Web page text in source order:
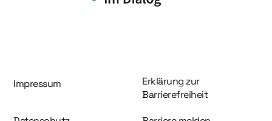
Information und Service
Impressum
Erklärung zur
Barrierefreiheit